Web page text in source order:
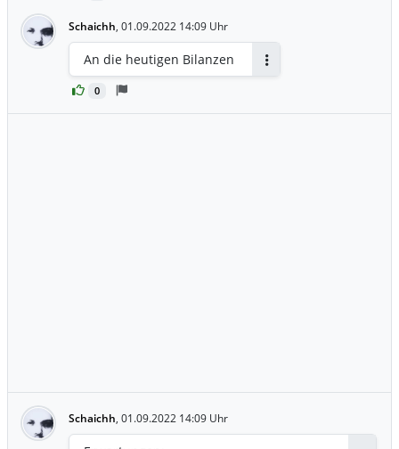
Schaichh, 01.09.2022 14:09 Uhr
0
An die heutigen Bilanzen
Schaichh, 01.09.2022 14:09 Uhr